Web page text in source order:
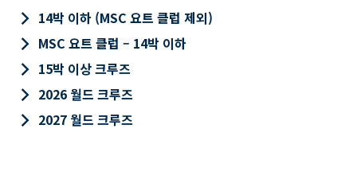
keyboard_arrow_right 14박 이하 (MSC 요트 클럽 제외)
keyboard_arrow_right MSC 요트 클럽 – 14박 이하
keyboard_arrow_right 15박 이상 크루즈
keyboard_arrow_right 2026 월드 크루즈
keyboard_arrow_right 2027 월드 크루즈